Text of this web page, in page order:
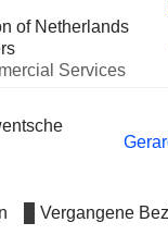
of Netherlands
Services
Vergangene